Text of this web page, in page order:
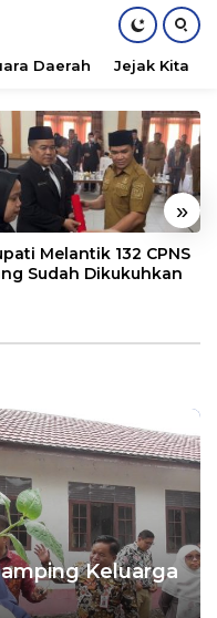
Daerah Jejak Kita
»
Melantik 132 CPNS
Sudah Dikukuhkan
Keluarga